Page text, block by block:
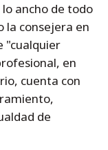
ancho de todo
la consejera en
"cualquier
en
cuenta con
de